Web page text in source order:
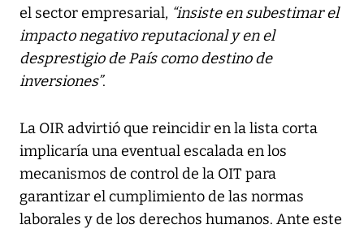
el sector empresarial, “insiste en subestimar el
impacto negativo reputacional y en el
desprestigio de País como destino de
inversiones”.
La OIR advirtió que reincidir en la lista corta
implicaría una eventual escalada en los
mecanismos de control de la OIT para
garantizar el cumplimiento de las normas
laborales y de los derechos humanos. Ante este